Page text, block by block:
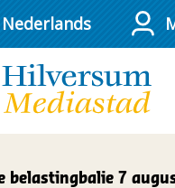
belastingbalie 7